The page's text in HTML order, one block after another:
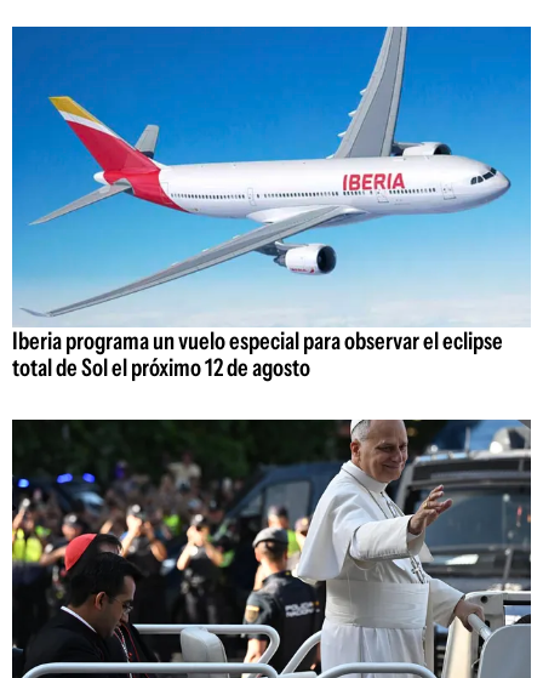
Iberia programa un vuelo especial para observar el eclipse
total de Sol el próximo 12 de agosto